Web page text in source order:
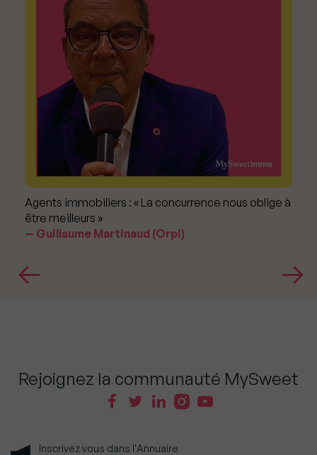
Agents immobiliers : « La concurrence nous oblige à
être meilleurs »
Guillaume Martinaud (Orpi)
Rejoignez la communauté MySweet
Inscrivez vous dans l'Annuaire